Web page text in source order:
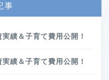
事
績＆子育て費用公開！
績＆子育て費用公開！